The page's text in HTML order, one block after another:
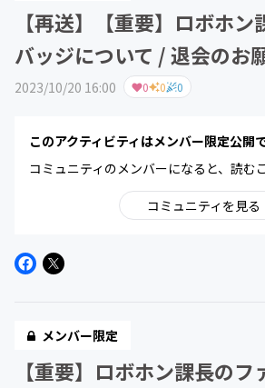
【再送】【重要】ロボホ
バッジについて / 退会のお
2023/10/20 16:00 0 0 0
このアクティビティはメンバー限定公開で
コミュニティのメンバーになると、読む
コミュニティを見る
メンバー限定
【重要】ロボホン課長の